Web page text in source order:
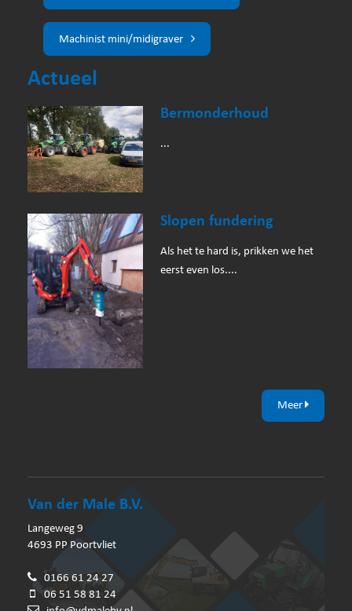
Machinist mini/midigraver
Actueel
Bermonderhoud
...
Slopen fundering
Als het te hard is, prikken we het
eerst even los....
Meer
Van der Male B.V.
Langeweg 9
4693 PP Poortvliet
0166 61 24 27
06 51 58 81 24